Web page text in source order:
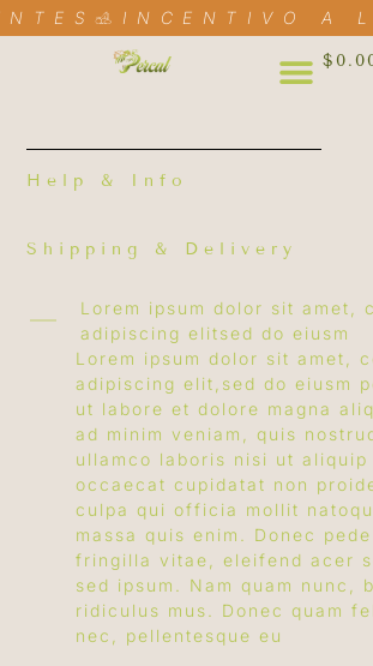
INCENTIVO A
$
Help & Info
Shipping & Delivery
Lorem ipsum dolor sit amet,
adipiscing elitsed do eiusm
Lorem ipsum dolor sit amet,
adipiscing elit,sed do eiusm
ut labore et dolore magna
ad minim veniam, quis
ullamco laboris nisi ut aliquip
occaecat cupidatat non
culpa qui officia mollit
massa quis enim. Donec pede
fringilla vitae, eleifend acer
sed ipsum. Nam quam nunc,
ridiculus mus. Donec quam
nec, pellentesque eu